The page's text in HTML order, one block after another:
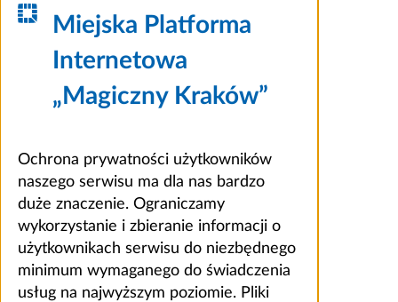
Miejska Platforma
Internetowa
„Magiczny Kraków”
Ochrona prywatności użytkowników
naszego serwisu ma dla nas bardzo
duże znaczenie. Ograniczamy
wykorzystanie i zbieranie informacji o
użytkownikach serwisu do niezbędnego
minimum wymaganego do świadczenia
usług na najwyższym poziomie. Pliki